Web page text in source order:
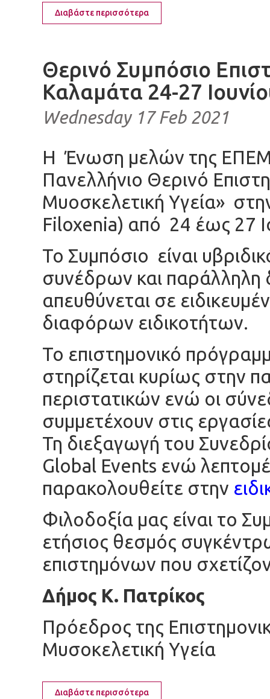
Διαβάστε περισσότερα
Θερινό Συμπόσιο
Καλαμάτα 24-27
Wednesday 17 Feb 2021
Η Ένωση μελών της
Πανελλήνιο Θερινό
Μυοσκελετική Υγεία»
Filoxenia) από 24 έως 27
Το Συμπόσιο είναι
συνέδρων και παράλληλη
απευθύνεται σε
διαφόρων ειδικοτήτων.
Το επιστημονικό
στηρίζεται κυρίως στην
περιστατικών ενώ οι
συμμετέχουν στις
Τη διεξαγωγή του
Global Events ενώ
παρακολουθείτε στην
Φιλοδοξία μας είναι το
ετήσιος θεσμός
επιστημόνων που
Δήμος Κ. Πατρίκος
Πρόεδρος της
Μυσοκελετική Υγεία
Διαβάστε περισσότερα